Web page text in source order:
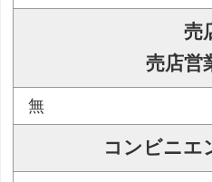
売
売店営
無
コンビニエ